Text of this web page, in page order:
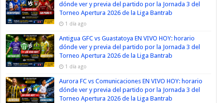
dónde ver y previa del partido por la Jornada 3 del
Torneo Apertura 2026 de la Liga Bantrab
1 día ago
Antigua GFC vs Guastatoya EN VIVO HOY: horario
dónde ver y previa del partido por la Jornada 3 del
Torneo Apertura 2026 de la Liga Bantrab
1 día ago
Aurora FC vs Comunicaciones EN VIVO HOY: horario
dónde ver y previa del partido por la Jornada 3 del
Torneo Apertura 2026 de la Liga Bantrab